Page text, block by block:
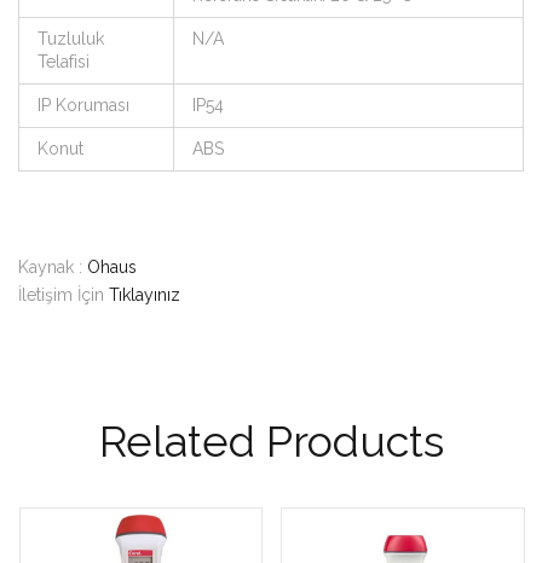
Tuzluluk
Telafisi
N/A
IP Koruması IP54
Konut ABS
Kaynak : Ohaus
İletişim İçin Tıklayınız
Related Products